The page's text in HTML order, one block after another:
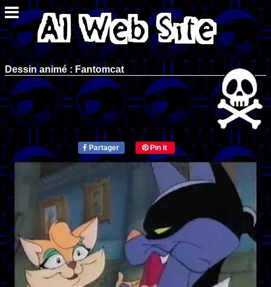
Dessin animé : Fantomcat
Partager Pin it